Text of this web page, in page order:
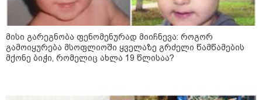
09:33 / 05-08-2026
"მამის მიერ ცოტნესთვის
თვითნებურად ცხოვრობს
ადამიანი, რომელიც ზვიადის
ანდერძში ერთი სიტყვითაც კი
12:20 / 04-08-2026
მისი გარეგნობა ფენომენურად მიიჩნევა: როგორ
გამოიყურება მსოფლიოში ყველაზე გრძელი წამწამების
მქონე ბიჭი, რომელიც ახლა 19 წლისაა?